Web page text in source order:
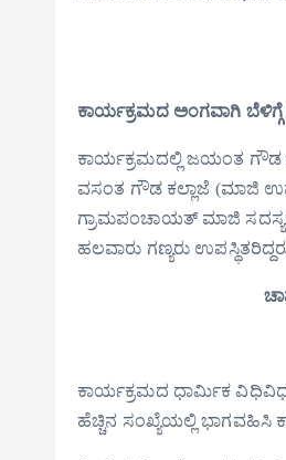
ಕಾರ್ಯಕ್ರಮದ ಅಂಗವಾಗಿ
ಕಾರ್ಯಕ್ರಮದಲ್ಲಿ ಜಯಂತ ಗೌಡ
ವಸಂತ ಗೌಡ ಕಲ್ಲಾಜೆ (ಮಾಜಿ
ಗ್ರಾಮಪಂಚಾಯತ್ ಮಾಜಿ
ಹಲವಾರು ಗಣ್ಯರು
ಕಾರ್ಯಕ್ರಮದ ಧಾರ್ಮಿಕ
ಹೆಚ್ಚಿನ ಸಂಖ್ಯೆಯಲ್ಲಿ ಭಾಗವಹಿಸಿ